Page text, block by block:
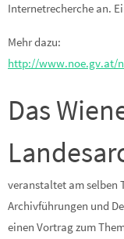
Internetrecherche an.
Mehr dazu:
http://www.noe.gv.at/
Das
veranstaltet am selben
Archivführungen und
einen Vortrag zum